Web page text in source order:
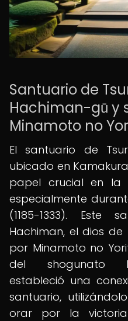
Santuario de
Hachiman-gū y
Minamoto no
El santuario de
ubicado en
papel crucial en la
especialmente
(1185-1333). Este
Hachiman, el dios
por Minamoto no
del shogunato
estableció una
santuario,
orar por la